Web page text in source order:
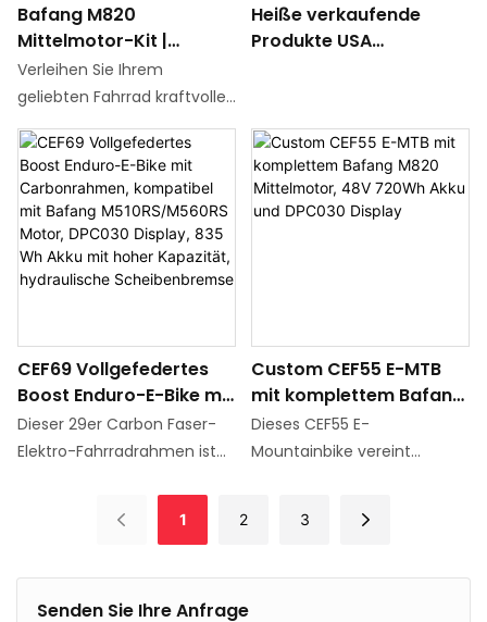
Senden Sie Ihre Anfrage
Dieser Rahmen ist speziell
für die Kompatibilität mit
Shimano EP800/EP801-
Motoren konzipiert und kann
mit Shimano BT-E8035-,
E8036- und Darfon E4C0G-
Akkus verwendet werden.
Wir verwenden UDH-
Laschen
Kontrollvertrauens der vollen
Suspension injiziert Ihr
dreifaches Gen der
Stabilität, Effizienz und
Wildheit. Von der
Geschwindigkeit durch
Beginnen Sie jetzt Ihre Reise
und lassen Sie jede
Eroberung
Bafang M820
Mittelmotor-Kit |
Leichter E-Bike-Umbau
mit Steckachsen-
Verleihen Sie Ihrem
geliebten Fahrrad kraftvolle
Leistung und moderne
Technologie. Das Bafang
M820 Mittelmotor-Kit ist die
bevorzugte Lösung für High-
End-Fahrradumbauten und
wurde für
Radsportbegeisterte und
Wert auf geringes Gewicht,
hohe Leistung und nahtlose
Integration legen.
Heiße verkaufende
Produkte USA
gefedertem
Steckachsenmodell
Mountainbikes
CEF69 Vollgefedertes
Boost Enduro-E-Bike mit
Carbonrahmen,
kompatibel mit Bafang
DPC030 Display, 835 Wh
Akku mit hoher
Kapazität, hydraulische
Scheibenbremse
Dieser 29er Carbon Faser-
Elektro-Fahrradrahmen ist
hochwertigen Elektrobikes
Kohlefasermaterial, das
Custom CEF55 E-MTB
mit komplettem Bafang
M820 Mittelmotor, 48V
720Wh Akku und
Dieses CEF55 E-
Mountainbike vereint
modernster Bafang-
1 2 3